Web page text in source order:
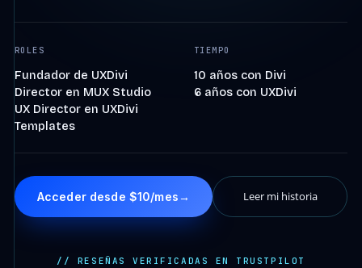
ROLES
Fundador de UXDivi
Director en MUX Studio
UX Director en UXDivi
Templates
TIEMPO
10 años con Divi
6 años con UXDivi
Acceder desde $10/mes→ Leer mi historia
// RESEÑAS VERIFICADAS EN TRUSTPILOT